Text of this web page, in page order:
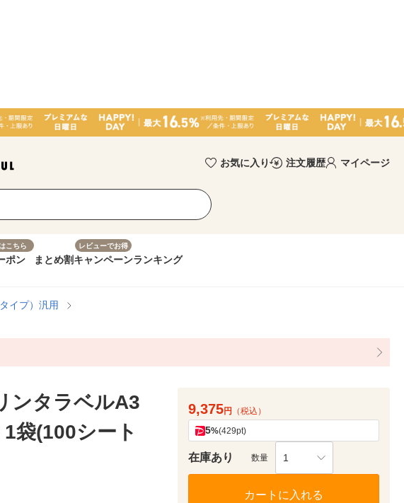
お気に入り 注文履歴 マイページ
こちら
ポン まとめ割
レビューでお得
キャンペーンランキング
イプ）汎用
ンタラベルA3
袋(100シート
9,375円 （税込）
5%(429pt)
在庫あり 数量 1
カートに入れる